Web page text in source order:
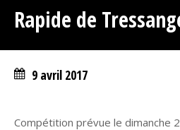
Rapide de
9 avril 2017
Compétition prévue le dimanche